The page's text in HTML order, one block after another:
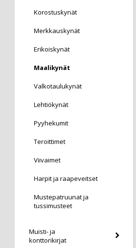
Korostuskynät
Merkkauskynät
Erikoiskynät
Maalikynät
Valkotaulukynät
Lehtiökynät
Pyyhekumit
Teroittimet
Viivaimet
Harpit ja raapeveitset
Mustepatruunat ja
tussimusteet
Muisti- ja
konttorikirjat